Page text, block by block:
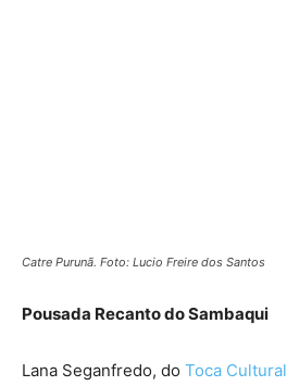
Catre Purunã. Foto: Lucio Freire dos Santos
Pousada Recanto do Sambaqui
Lana Seganfredo, do Toca Cultural